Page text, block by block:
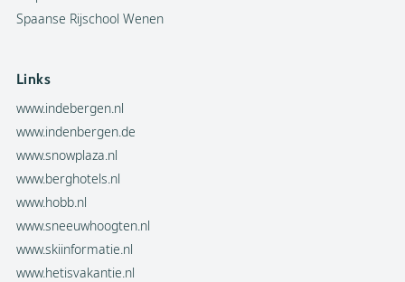
Spaanse Rijschool Wenen
Links
www.indebergen.nl
www.indenbergen.de
www.snowplaza.nl
www.berghotels.nl
www.hobb.nl
www.sneeuwhoogten.nl
www.skiinformatie.nl
www.hetisvakantie.nl